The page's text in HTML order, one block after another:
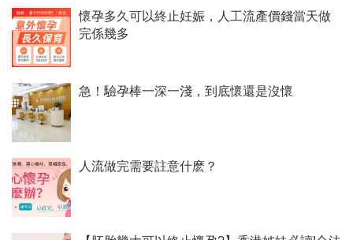
懷孕多久可以終止妊娠，人工流產價錢當天做
完係幾多
急！驗孕棒一深一淺，到底懷還是沒懷
人流做完需要註意什麽？